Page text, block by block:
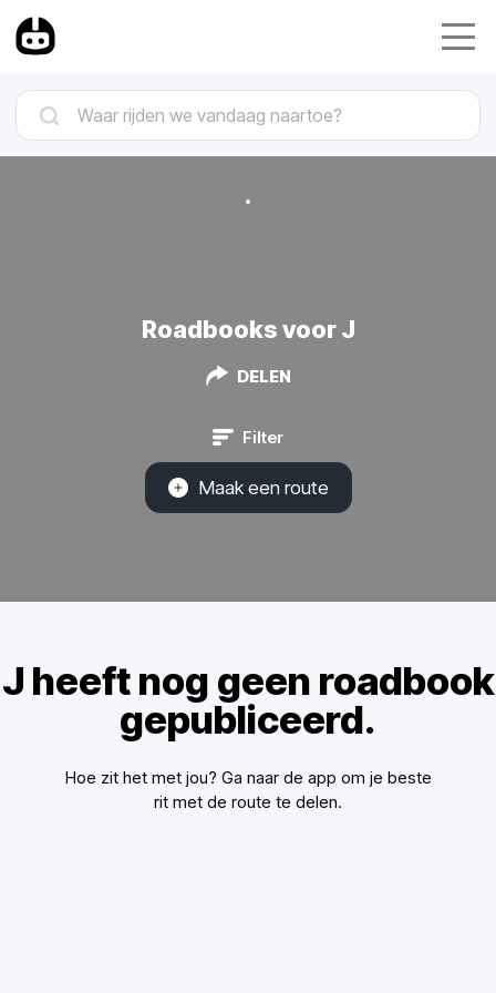
Roadbooks voor J
DELEN
Filter
Maak een route
J heeft nog geen roadbook
gepubliceerd.
Hoe zit het met jou? Ga naar de app om je beste
rit met de route te delen.